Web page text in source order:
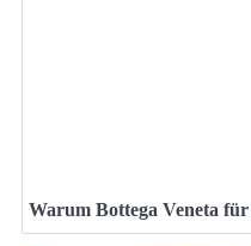
Warum Bottega Veneta